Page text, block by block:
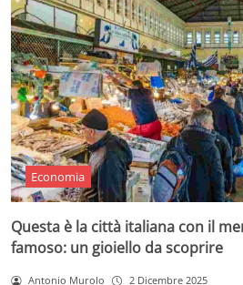
Economia
Questa è la città italiana con il
famoso: un gioiello da scoprire
Antonio Murolo 2 Dicembre 2025